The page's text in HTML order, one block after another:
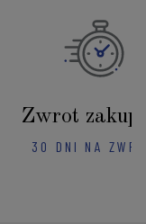
Zwrot
30 DNI NA